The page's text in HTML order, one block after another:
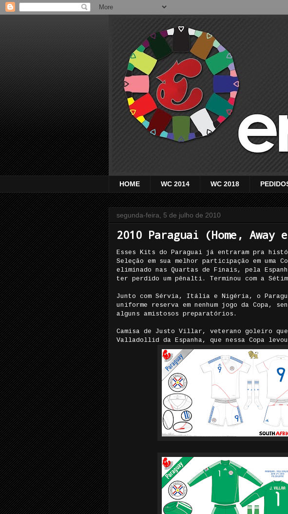
HOME WC 2014 WC 2018
segunda-feira, 5 de julho de 2010
2010 Paraguai (Home, Away
Esses Kits do Paraguai já entraram pra
Seleção em sua melhor participação em uma
eliminado nas Quartas de Finais, pela
ter perdido um pênalti. Terminou com a
Junto com Sérvia, Itália e Nigéria, o
uniforme reserva em nenhum jogo da Copa,
alguns amistosos preparatórios.
Camisa de Justo Villar, veterano goleiro
Valladollid da Espanha, que nessa Copa